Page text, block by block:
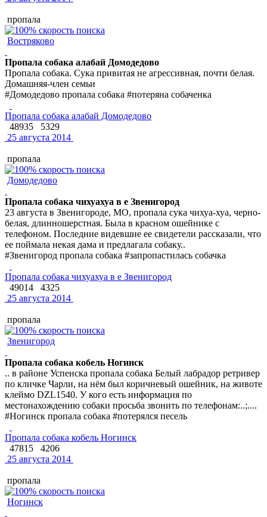
пропала
Востряково
Пропала собака алабай Домодедово
Пропала собака. Сука привитая не агрессивная, почти белая.
Домашняя-член семьи
#Домодедово пропала собака #потеряна собаченка
Пропала собака алабай Домодедово
48935
5329
25 августа 2014
пропала
Домодедово
Пропала собака чихуахуа в е Звенигород
23 августа в Звенигороде, МО, пропала сука чихуа-хуа, черно-
белая, длинношерстная. Была в красном ошейнике с
телефоном. Последние видевшие ее свидетели рассказали, что
ее поймала некая дама и предлагала собаку..
#Звенигород пропала собака #запропастилась собачка
Пропала собака чихуахуа в е Звенигород
49014
4325
25 августа 2014
пропала
Звенигород
Пропала собака кобель Ногинск
.. в районе Успенска пропала собака Белый лабрадор ретривер
по кличке Чарли, на нём был коричневый ошейник, на животе
клеймо DZL1540. У кого есть информация по
местонахождению собаки просьба звонить по телефонам:..;....
#Ногинск пропала собака #потерялся песель
Пропала собака кобель Ногинск
47815
4206
25 августа 2014
пропала
Ногинск